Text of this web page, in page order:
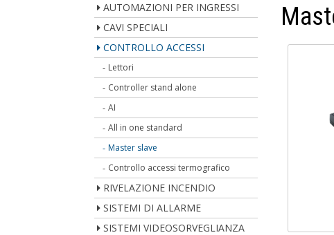
AUTOMAZIONI PER INGRESSI
CAVI SPECIALI
CONTROLLO ACCESSI
Lettori
Controller stand alone
AI
All in one standard
Master slave
Controllo accessi termografico
RIVELAZIONE INCENDIO
SISTEMI DI ALLARME
SISTEMI VIDEOSORVEGLIANZA